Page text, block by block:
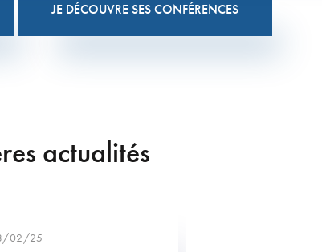
JE DÉCOUVRE SES CONFÉRENCES
actualités
02/25